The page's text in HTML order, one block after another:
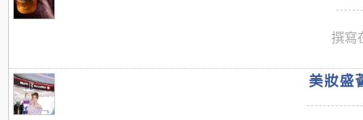
撰寫
美妝盛